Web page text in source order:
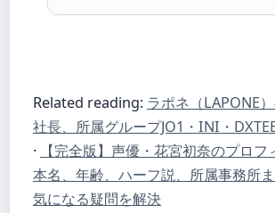
Related reading: ラポネ（LAPONE
社長、所属グループJO1・INI・
·
【完全版】声優・花宮初奈のプロフ
本名、年齢、ハーフ説、所属事務所ま
気になる疑問を解決